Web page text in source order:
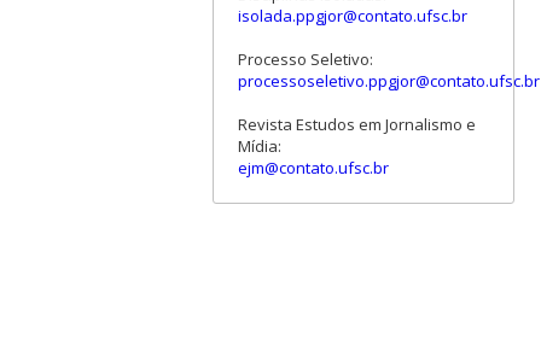
isolada.ppgjor@contato.ufsc.br
Processo Seletivo:
processoseletivo.ppgjor@contato.ufsc.br
Revista Estudos em Jornalismo e
Mídia:
ejm@contato.ufsc.br